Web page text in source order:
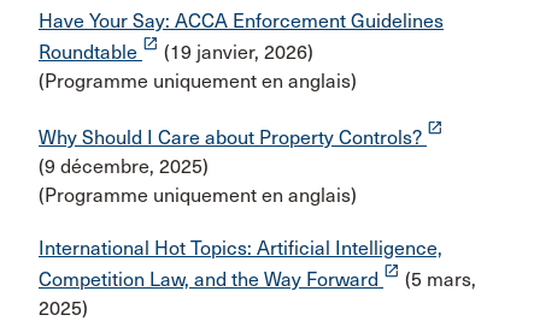
Have Your Say: ACCA Enforcement Guidelines
Roundtable launch (19 janvier, 2026)
(Programme uniquement en anglais)
Why Should I Care about Property Controls? launch
(9 décembre, 2025)
(Programme uniquement en anglais)
International Hot Topics: Artificial Intelligence,
Competition Law, and the Way Forward launch (5 mars,
2025)